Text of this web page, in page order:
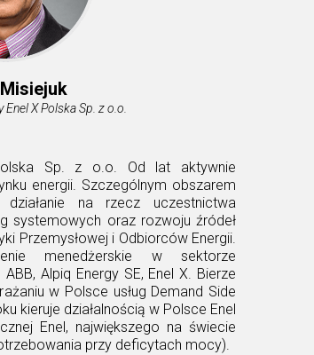
Sp. z o.o. Od lat aktywnie
energii. Szczególnym obszarem
na rzecz uczestnictwa
systemowych oraz rozwoju źródeł
Przemysłowej i Odbiorców Energii.
menedżerskie w sektorze
Alpiq Energy SE, Enel X. Bierze
w Polsce usług Demand Side
kieruje działalnością w Polsce Enel
Enel, największego na świecie
przy deficytach mocy).
X Polska Sp. z o.o.